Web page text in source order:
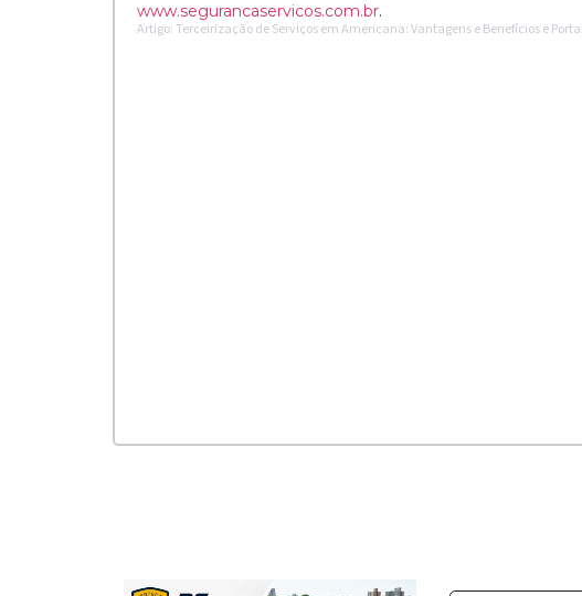
www.segurancaservicos.com.br.
Artigo: Terceirização de Serviços em Americana: Vantagens e Benefícios e